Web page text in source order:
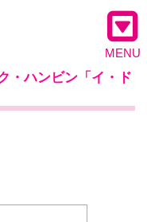
MENU
・ハンビン「イ・ド